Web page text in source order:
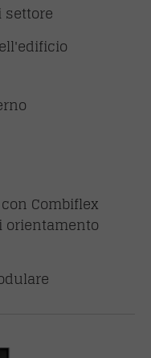
Combiflex
orientamento